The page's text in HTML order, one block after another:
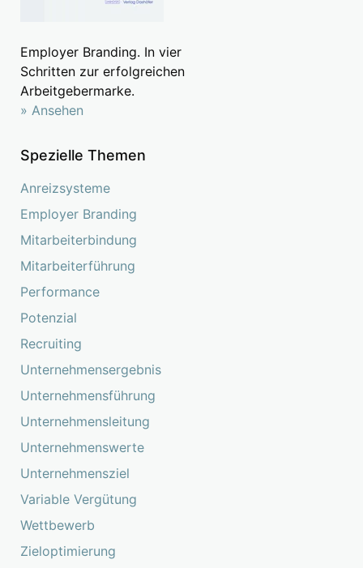
Employer Branding. In vier
Schritten zur erfolgreichen
Arbeitgebermarke.
» Ansehen
Spezielle Themen
Anreizsysteme
Employer Branding
Mitarbeiterbindung
Mitarbeiterführung
Performance
Potenzial
Recruiting
Unternehmensergebnis
Unternehmensführung
Unternehmensleitung
Unternehmenswerte
Unternehmensziel
Variable Vergütung
Wettbewerb
Zieloptimierung